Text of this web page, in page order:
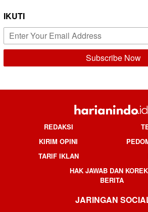
IKUTI
REDAKSI
KIRIM OPINI
TARIF IKLAN
HAK JAWAB DAN
BERITA
JARINGAN